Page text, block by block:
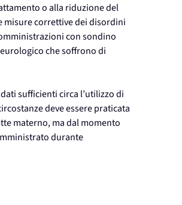
o alla riduzione del
misure correttive dei disordini
con sondino
che soffrono di
sufficienti circa l’utilizzo di
deve essere praticata
materno, ma dal momento
durante